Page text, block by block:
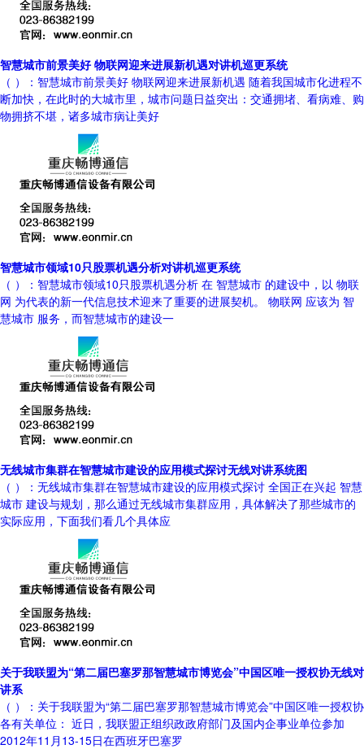
智慧城市前景美好 物联网迎来进展新机遇对讲机巡更系统
（ ）：智慧城市前景美好 物联网迎来进展新机遇 随着我国城市化进程不
断加快，在此时的大城市里，城市问题日益突出：交通拥堵、看病难、购
物拥挤不堪，诸多城市病让美好
智慧城市领域10只股票机遇分析对讲机巡更系统
（ ）：智慧城市领域10只股票机遇分析 在 智慧城市 的建设中，以 物联
网 为代表的新一代信息技术迎来了重要的进展契机。 物联网 应该为 智
慧城市 服务，而智慧城市的建设一
无线城市集群在智慧城市建设的应用模式探讨无线对讲系统图
（ ）：无线城市集群在智慧城市建设的应用模式探讨 全国正在兴起 智慧
城市 建设与规划，那么通过无线城市集群应用，具体解决了那些城市的
实际应用，下面我们看几个具体应
关于我联盟为“第二届巴塞罗那智慧城市博览会”中国区唯一授权协无线对
讲系
（ ）：关于我联盟为“第二届巴塞罗那智慧城市博览会”中国区唯一授权协
各有关单位： 近日，我联盟正组织政政府部门及国内企事业单位参加
2012年11月13-15日在西班牙巴塞罗